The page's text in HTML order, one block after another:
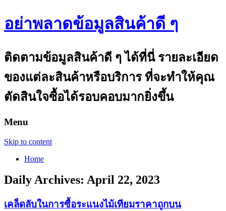
อย่าพลาดข้อมูลสินค้าดี ๆ
ติดตามข้อมูลสินค้าดี ๆ ได้ที่นี่ รายละเอียด
ของแต่ละสินค้าหรือบริการ ที่จะทำให้คุณ
ตัดสินใจซื้อได้รอบคอบมากยิ่งขึ้น
Menu
Skip to content
Home
Daily Archives: April 22, 2023
เคล็ดลับในการซื้อระแนงไม้เทียมราคาถูกบน